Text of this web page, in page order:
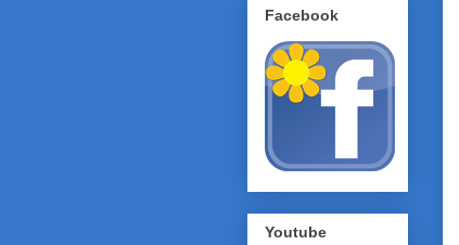
Facebook
Youtube